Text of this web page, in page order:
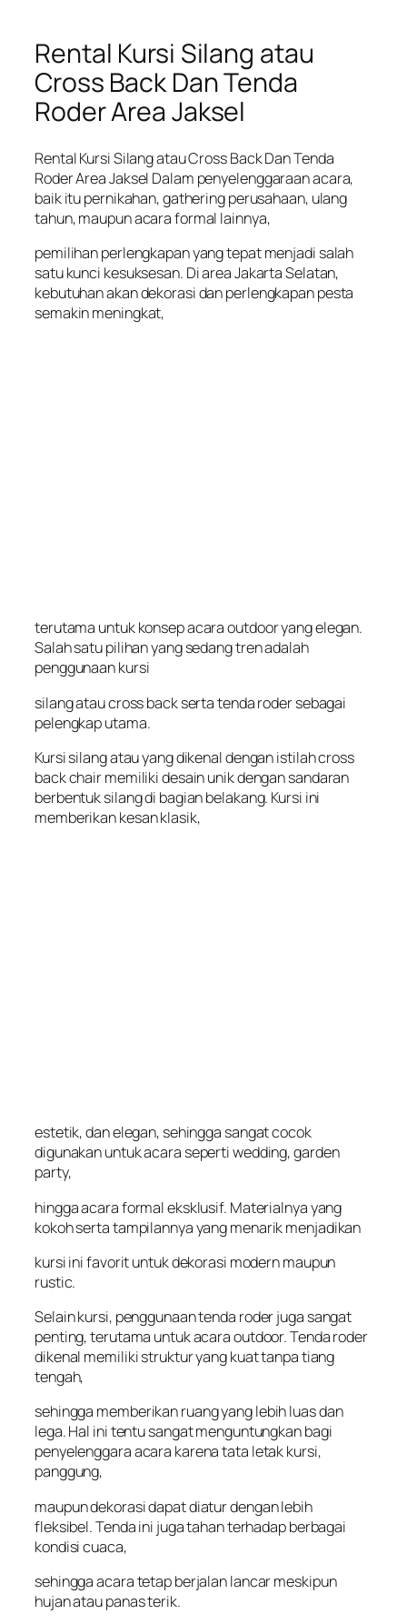
Rental Kursi Silang atau
Cross Back Dan Tenda
Roder Area Jaksel
Rental Kursi Silang atau Cross Back Dan Tenda
Roder Area Jaksel Dalam penyelenggaraan acara,
baik itu pernikahan, gathering perusahaan, ulang
tahun, maupun acara formal lainnya,
pemilihan perlengkapan yang tepat menjadi salah
satu kunci kesuksesan. Di area Jakarta Selatan,
kebutuhan akan dekorasi dan perlengkapan pesta
semakin meningkat,
terutama untuk konsep acara outdoor yang elegan.
Salah satu pilihan yang sedang tren adalah
penggunaan kursi
silang atau cross back serta tenda roder sebagai
pelengkap utama.
Kursi silang atau yang dikenal dengan istilah cross
back chair memiliki desain unik dengan sandaran
berbentuk silang di bagian belakang. Kursi ini
memberikan kesan klasik,
estetik, dan elegan, sehingga sangat cocok
digunakan untuk acara seperti wedding, garden
party,
hingga acara formal eksklusif. Materialnya yang
kokoh serta tampilannya yang menarik menjadikan
kursi ini favorit untuk dekorasi modern maupun
rustic.
Selain kursi, penggunaan tenda roder juga sangat
penting, terutama untuk acara outdoor. Tenda roder
dikenal memiliki struktur yang kuat tanpa tiang
tengah,
sehingga memberikan ruang yang lebih luas dan
lega. Hal ini tentu sangat menguntungkan bagi
penyelenggara acara karena tata letak kursi,
panggung,
maupun dekorasi dapat diatur dengan lebih
fleksibel. Tenda ini juga tahan terhadap berbagai
kondisi cuaca,
sehingga acara tetap berjalan lancar meskipun
hujan atau panas terik.